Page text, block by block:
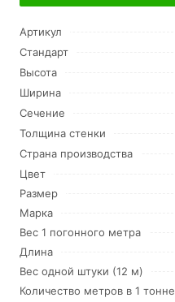
Артикул
Стандарт
Высота
Ширина
Сечение
Толщина стенки
Страна производства
Цвет
Размер
Марка
Вес 1 погонного метра
Длина
Вес одной штуки (12 м)
Количество метров в 1 тонне